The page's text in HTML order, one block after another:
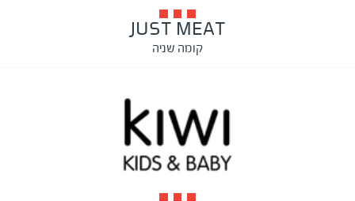
JUST MEAT
קומה שניה